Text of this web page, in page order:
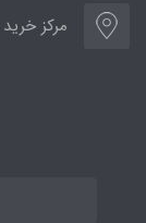
مرکز خرید